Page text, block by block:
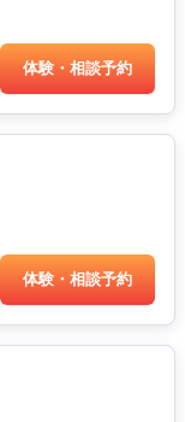
体験・相談予約
体験・相談予約